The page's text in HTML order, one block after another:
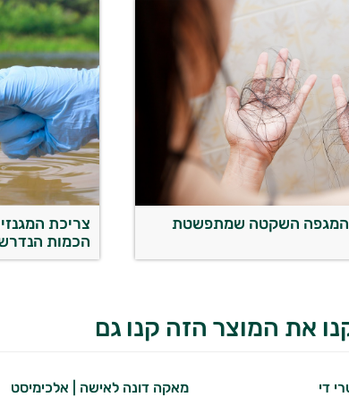
המגפה השקטה שמתפשטת
צריכת
הכמות
את המוצר הזה קנו גם
די מאקה דונה לאישה | אלכימיסט